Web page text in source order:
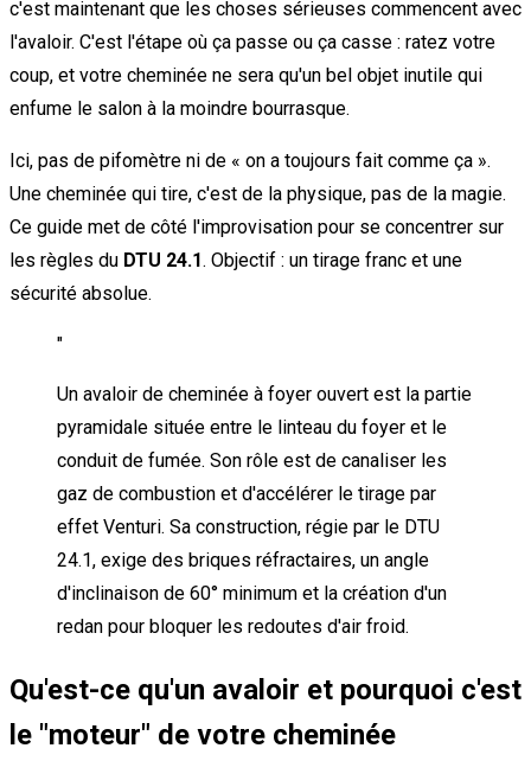
c'est maintenant que les choses sérieuses commencent avec
l'avaloir. C'est l'étape où ça passe ou ça casse : ratez votre
coup, et votre cheminée ne sera qu'un bel objet inutile qui
enfume le salon à la moindre bourrasque.
Ici, pas de pifomètre ni de « on a toujours fait comme ça ».
Une cheminée qui tire, c'est de la physique, pas de la magie.
Ce guide met de côté l'improvisation pour se concentrer sur
les règles du DTU 24.1. Objectif : un tirage franc et une
sécurité absolue.
"
Un avaloir de cheminée à foyer ouvert est la partie
pyramidale située entre le linteau du foyer et le
conduit de fumée. Son rôle est de canaliser les
gaz de combustion et d'accélérer le tirage par
effet Venturi. Sa construction, régie par le DTU
24.1, exige des briques réfractaires, un angle
d'inclinaison de 60° minimum et la création d'un
redan pour bloquer les redoutes d'air froid.
Qu'est-ce qu'un avaloir et pourquoi c'est
le "moteur" de votre cheminée